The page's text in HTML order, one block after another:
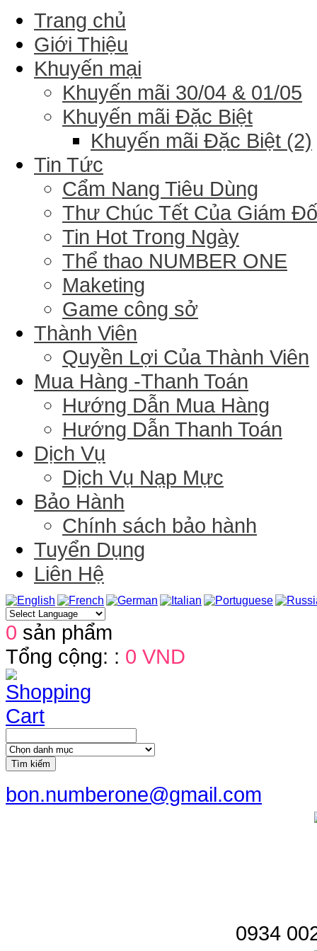
Trang chủ
Giới Thiệu
Khuyến mại
Khuyến mãi 30/04 & 01/05
Khuyến mãi Đặc Biệt
Khuyến mãi Đặc Biệt (2)
Tin Tức
Cẩm Nang Tiêu Dùng
Thư Chúc Tết Của Giám
Tin Hot Trong Ngày
Thể thao NUMBER ONE
Maketing
Game công sở
Thành Viên
Quyền Lợi Của Thành Viên
Mua Hàng -Thanh Toán
Hướng Dẫn Mua Hàng
Hướng Dẫn Thanh Toán
Dịch Vụ
Dịch Vụ Nạp Mực
Bảo Hành
Chính sách bảo hành
Tuyển Dụng
Liên Hệ
0 sản phẩm
Tổng cộng: : 0 VND
Tìm kiếm
bon.numberone@gmail.com
0934